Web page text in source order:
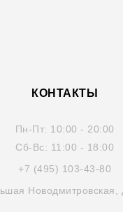
КОНТАКТЫ
Пн-Пт: 10:00 - 20:00
Сб-Вс: 11:00 - 18:00
+7 (495) 103-43-80
Новодмитровская,